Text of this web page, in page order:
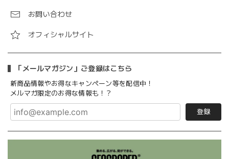
お問い合わせ
オフィシャルサイト
「メールマガジン」ご登録はこちら
新商品情報やお得なキャンペーン等を配信中！
メルマガ限定のお得な情報も！？
登録